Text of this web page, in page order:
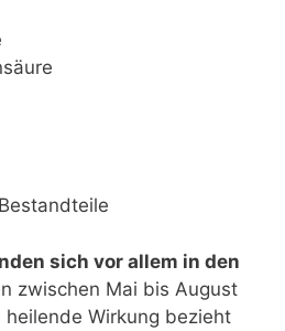
sich vor allem in den
zwischen Mai bis August
heilende Wirkung bezieht